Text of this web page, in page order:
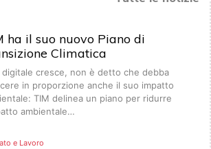
ha il suo nuovo Piano di
Climatica
digitale cresce, non è detto che debba
in proporzione anche il suo impatto
TIM delinea un piano per ridurre
ambientale…
e Lavoro